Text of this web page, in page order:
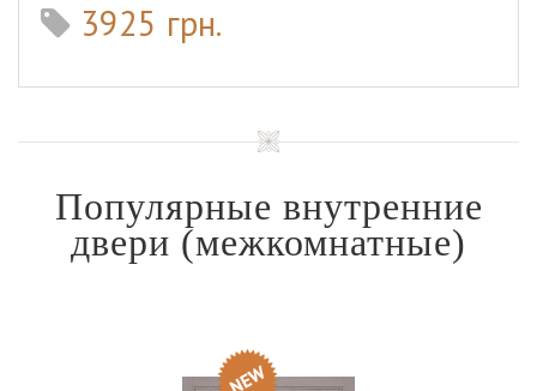
3925 грн.
Популярные внутренние
двери (межкомнатные)